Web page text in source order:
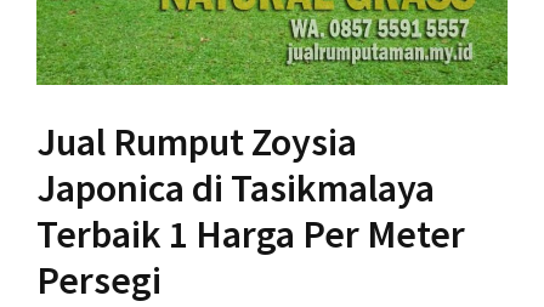
Jual Rumput Zoysia
Japonica di Tasikmalaya
Terbaik 1 Harga Per Meter
Persegi